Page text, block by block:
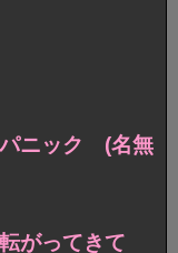
パニック (名無
がってきて